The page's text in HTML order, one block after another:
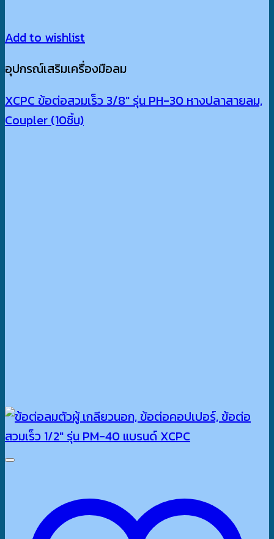
Add to wishlist
อุปกรณ์เสริมเครื่องมือลม
XCPC ข้อต่อสวมเร็ว 3/8″ รุ่น PH-30 หางปลาสายลม,
Coupler (10ชิ้น)